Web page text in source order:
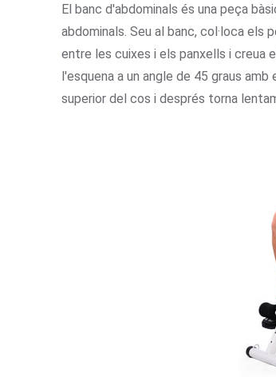
El banc d'abdominals és una peça
abdominals. Seu al banc, col·loca els
entre les cuixes i els panxells i creua
l'esquena a un angle de 45 graus
superior del cos i després torna